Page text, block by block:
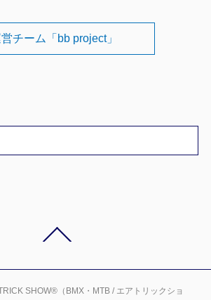
チーム「bb project」
SHOW®（BMX・MTB / エアトリックショ